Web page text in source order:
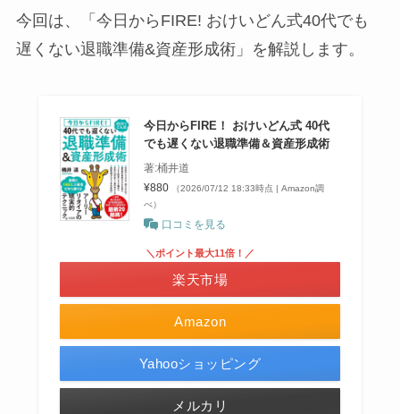
今回は、「今日からFIRE! おけいどん式40代でも
遅くない退職準備&資産形成術」を解説します。
今日からFIRE！ おけいどん式 40代
でも遅くない退職準備＆資産形成術
著:桶井道
¥880
（2026/07/12 18:33時点 | Amazon調
べ）
口コミを見る
Amazon
＼ポイント最大11倍！／
楽天市場
Yahooショッピング
メルカリ